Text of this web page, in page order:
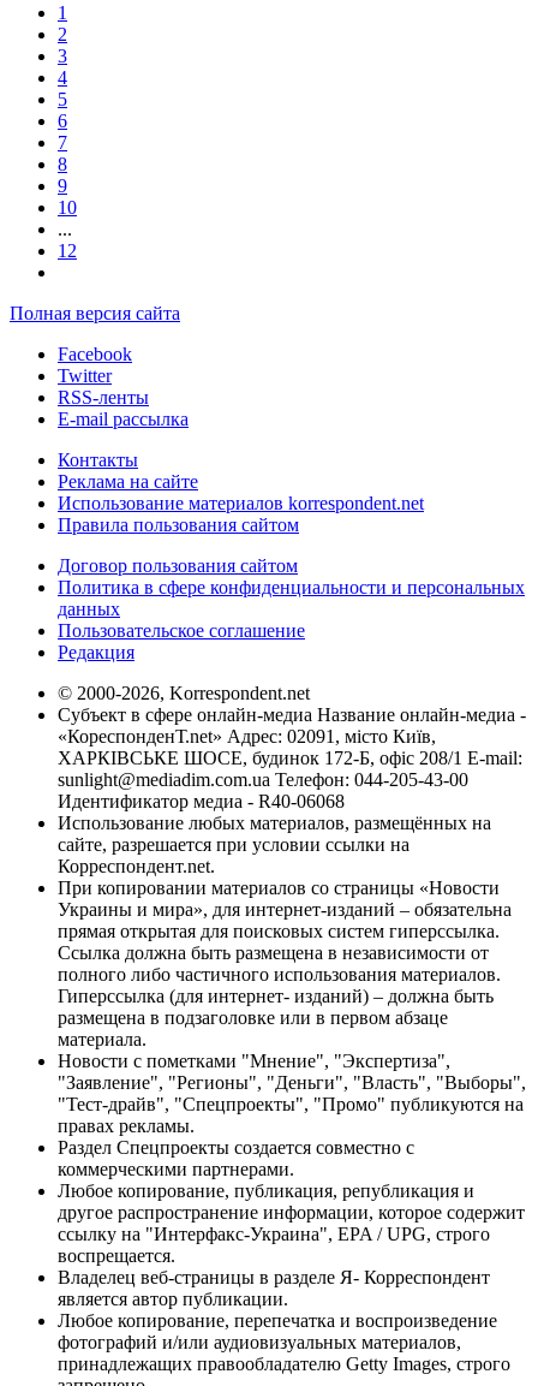
1
2
3
4
5
6
7
8
9
10
...
12
Полная версия сайта
Facebook
Twitter
RSS-ленты
E-mail рассылка
Контакты
Реклама на сайте
Использование материалов korrespondent.net
Правила пользования сайтом
Договор пользования сайтом
Политика в сфере конфиденциальности и персональных
данных
Пользовательское соглашение
Редакция
© 2000-2026, Korrespondent.net
Субъект в сфере онлайн-медиа Название онлайн-медиа -
«КореспонденТ.net» Адрес: 02091, місто Київ,
ХАРКІВСЬКЕ ШОСЕ, будинок 172-Б, офіс 208/1 E-mail:
sunlight@mediadim.com.ua Телефон: 044-205-43-00
Идентификатор медиа - R40-06068
Использование любых материалов, размещённых на
сайте, разрешается при условии ссылки на
Корреспондент.net.
При копировании материалов со страницы «Новости
Украины и мира», для интернет-изданий – обязательна
прямая открытая для поисковых систем гиперссылка.
Ссылка должна быть размещена в независимости от
полного либо частичного использования материалов.
Гиперссылка (для интернет- изданий) – должна быть
размещена в подзаголовке или в первом абзаце
материала.
Новости с пометками "Мнение", "Экспертиза",
"Заявление", "Регионы", "Деньги", "Власть", "Выборы",
"Тест-драйв", "Спецпроекты", "Промо" публикуются на
правах рекламы.
Раздел Спецпроекты создается совместно с
коммерческими партнерами.
Любое копирование, публикация, републикация и
другое распространение информации, которое содержит
ссылку на "Интерфакс-Украина", EPA / UPG, строго
воспрещается.
Владелец веб-страницы в разделе Я- Корреспондент
является автор публикации.
Любое копирование, перепечатка и воспроизведение
фотографий и/или аудиовизуальных материалов,
принадлежащих правообладателю Getty Images, строго